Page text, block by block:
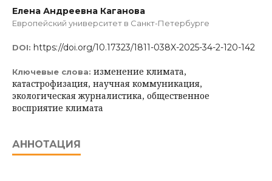
Елена Андреевна Каганова
Европейский университет в Санкт-Петербурге
DOI: https://doi.org/10.17323/1811-038X-2025-34-2-120-142
Ключевые слова: изменение климата,
катастрофизация, научная коммуникация,
экологическая журналистика, общественное
восприятие климата
АННОТАЦИЯ